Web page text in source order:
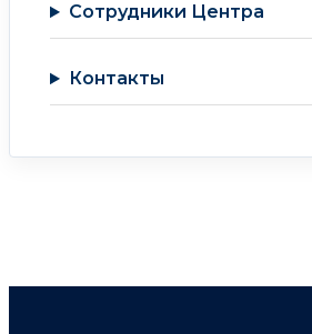
Сотрудники Центра
Контакты